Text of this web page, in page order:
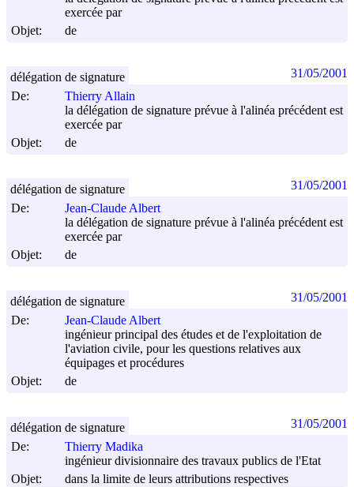
exercée par
Objet:
de
De:
Thierry Allain
la délégation de signature prévue à l'alinéa précédent est
exercée par
Objet:
de
délégation de signature 31/05/2001
De:
Jean-Claude Albert
la délégation de signature prévue à l'alinéa précédent est
exercée par
Objet:
de
délégation de signature 31/05/2001
De:
Jean-Claude Albert
ingénieur principal des études et de l'exploitation de
l'aviation civile, pour les questions relatives aux
équipages et procédures
Objet:
de
délégation de signature 31/05/2001
De:
Thierry Madika
ingénieur divisionnaire des travaux publics de l'Etat
Objet:
dans la limite de leurs attributions respectives
délégation de signature 31/05/2001